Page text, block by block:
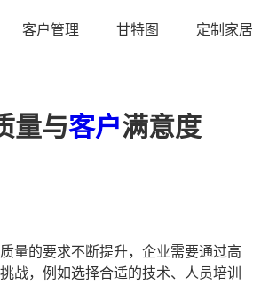
客户管理 甘特图 定制家居
量与客户满意度
量的要求不断提升，企业需要通过高
战，例如选择合适的技术、人员培训